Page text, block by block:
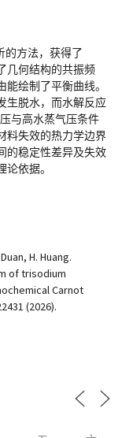
的方法，获得了
几何结构的共振频
绘制了平衡曲线。
生脱水，而水解反应
与高水蒸气压条件
料失效的热力学边界
的稳定性差异及失效
依据。
H. Huang.
of trisodium
Carnot
(2026).